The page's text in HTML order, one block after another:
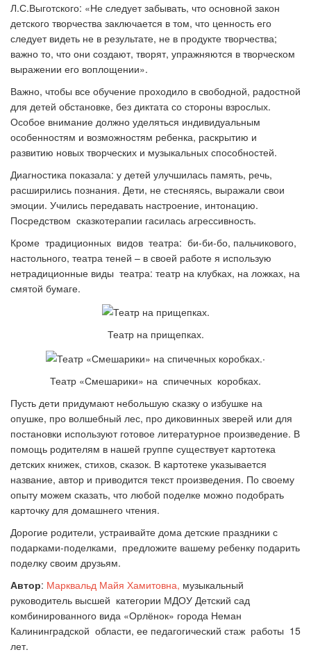
Л.С.Выготского: «Не следует забывать, что основной закон
детского творчества заключается в том, что ценность его
следует видеть не в результате, не в продукте творчества;
важно то, что они создают, творят, упражняются в творческом
выражении его воплощении».
Важно, чтобы все обучение проходило в свободной, радостной
для детей обстановке, без диктата со стороны взрослых.
Особое внимание должно уделяться индивидуальным
особенностям и возможностям ребенка, раскрытию и
развитию новых творческих и музыкальных способностей.
Диагностика показала: у детей улучшилась память, речь,
расширились познания. Дети, не стесняясь, выражали свои
эмоции. Учились передавать настроение, интонацию.
Посредством сказкотерапии гасилась агрессивность.
Кроме традиционных видов театра: би-би-бо, пальчикового,
настольного, театра теней – в своей работе я использую
нетрадиционные виды театра: театр на клубках, на ложках, на
смятой бумаге.
Театр на прищепках.
.
Театр «Смешарики» на спичечных коробках.
Пусть дети придумают небольшую сказку о избушке на
опушке, про волшебный лес, про диковинных зверей или для
постановки используют готовое литературное произведение. В
помощь родителям в нашей группе существует картотека
детских книжек, стихов, сказок. В картотеке указывается
название, автор и приводится текст произведения. По своему
опыту можем сказать, что любой поделке можно подобрать
карточку для домашнего чтения.
Дорогие родители, устраивайте дома детские праздники с
подарками-поделками, предложите вашему ребенку подарить
поделку своим друзьям.
Автор: Марквальд Майя Хамитовна, музыкальный
руководитель высшей категории МДОУ Детский сад
комбинированного вида «Орлёнок» города Неман
Калининградской области, ее педагогический стаж работы 15
лет.